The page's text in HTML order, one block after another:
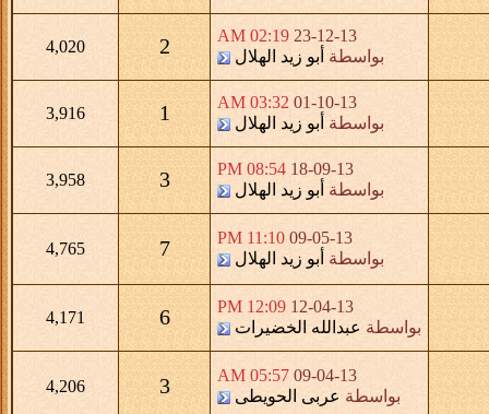
23-12-13
02:19 AM
بواسطة أبو زيد الهلال 2
4,020
01-10-13
03:32 AM
بواسطة أبو زيد الهلال 1
3,916
18-09-13
08:54 PM
بواسطة أبو زيد الهلال 3
3,958
09-05-13
11:10 PM
بواسطة أبو زيد الهلال 7
4,765
12-04-13
12:09 PM
بواسطة عبدالله الخضيرات 6
4,171
09-04-13
05:57 AM
بواسطة عربى الحويطى 3
4,206